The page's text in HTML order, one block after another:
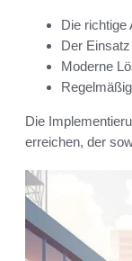
Die richtige
Der
Moderne
Die
erreichen, der